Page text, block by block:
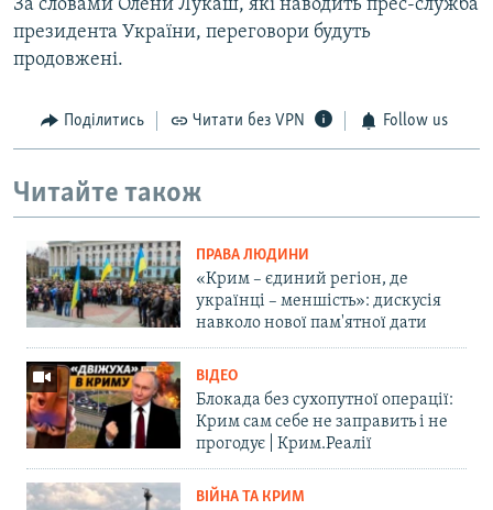
За словами Олени Лукаш, які наводить прес-служба
президента України, переговори будуть
продовжені.
Поділитись Читати без VPN Follow us
Читайте також
ПРАВА ЛЮДИНИ
«Крим – єдиний регіон, де
українці – меншість»: дискусія
навколо нової пам'ятної дати
ВІДЕО
Блокада без сухопутної операції:
Крим сам себе не заправить і не
прогодує | Крим.Реалії
ВІЙНА ТА КРИМ